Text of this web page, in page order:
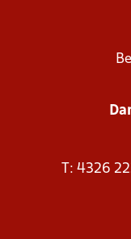
T: 4326